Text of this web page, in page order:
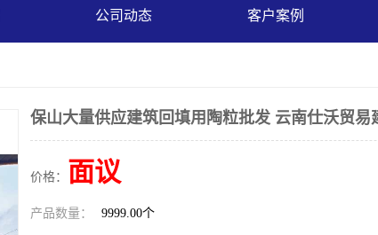
公司动态 客户案例
保山大量供应建筑回填用陶粒批发 云南仕沃贸易
价格： 面议
产品数量： 9999.00个